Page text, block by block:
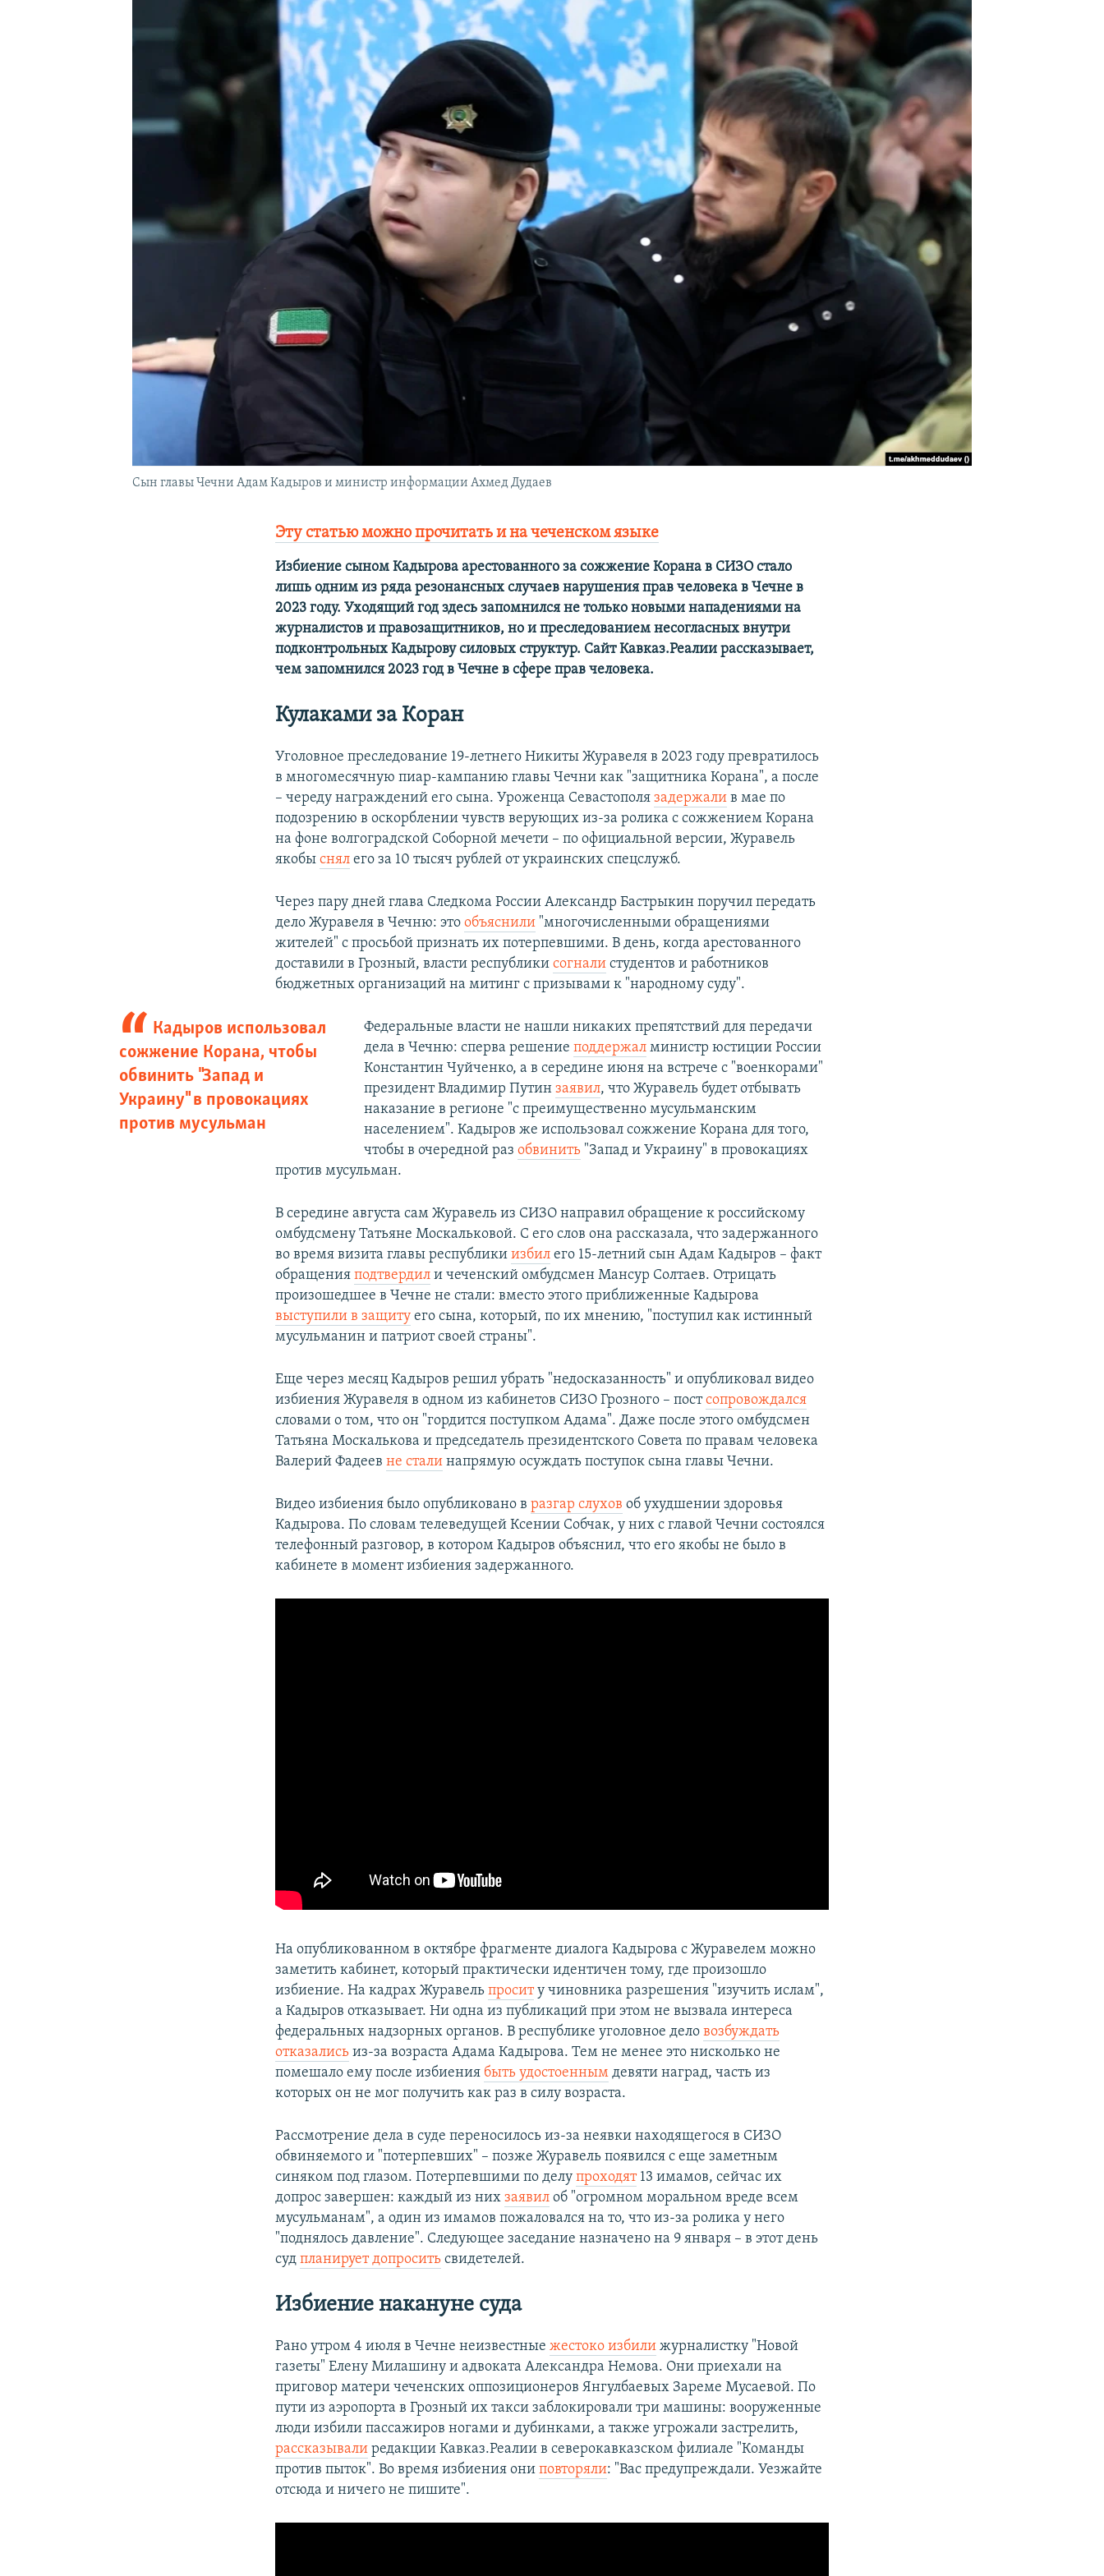
ПОДПИШИТЕСЬ НА РАССЫЛКУ
Сын главы Чечни Адам Кадыров и министр информации Ахмед Дудаев
Эту статью можно прочитать и на чеченском языке
Избиение сыном Кадырова арестованного за сожжение Корана в СИЗО стало
лишь одним из ряда резонансных случаев нарушения прав человека в Чечне в
2023 году. Уходящий год здесь запомнился не только новыми нападениями на
журналистов и правозащитников, но и преследованием несогласных внутри
подконтрольных Кадырову силовых структур. Сайт Кавказ.Реалии рассказывает,
чем запомнился 2023 год в Чечне в сфере прав человека.
Кулаками за Коран
Уголовное преследование 19-летнего Никиты Журавеля в 2023 году превратилось
в многомесячную пиар-кампанию главы Чечни как "защитника Корана", а после
– череду награждений его сына. Уроженца Севастополязадержали в мае по
подозрению в оскорблении чувств верующих из-за ролика с сожжением Корана
на фоне волгоградской Соборной мечети – по официальной версии, Журавель
якобыснял его за 10 тысяч рублей от украинских спецслужб.
Через пару дней глава Следкома России Александр Бастрыкин поручил передать
дело Журавеля в Чечню: этообъяснили "многочисленными обращениями
жителей" с просьбой признать их потерпевшими. В день, когда арестованного
доставили в Грозный, власти республикисогнали студентов и работников
бюджетных организаций на митинг с призывами к "народному суду".
Кадыров использовал
сожжение Корана, чтобы
обвинить "Запад и
Украину" в провокациях
против мусульман
Федеральные власти не нашли никаких препятствий для передачи
дела в Чечню: сперва решение поддержалминистр юстиции России
Константин Чуйченко, а в середине июня на встрече с "военкорами"
президент Владимир Путин заявил, что Журавель будет отбывать
наказание в регионе "с преимущественно мусульманским
населением". Кадыров же использовал сожжение Корана для того,
чтобы в очередной раз обвинить"Запад и Украину" в провокациях
против мусульман.
В середине августа сам Журавель из СИЗО направил обращение к российскому
омбудсмену Татьяне Москальковой. С его слов она рассказала, что задержанного
во время визита главы республикиизбил его 15-летний сын Адам Кадыров – факт
обращенияподтвердил и чеченский омбудсмен Мансур Солтаев. Отрицать
произошедшее в Чечне не стали: вместо этого приближенные Кадырова
выступили в защиту его сына, который, по их мнению, "поступил как истинный
мусульманин и патриот своей страны".
Еще через месяц Кадыров решил убрать "недосказанность" и опубликовал видео
избиения Журавеля в одном из кабинетов СИЗО Грозного – постсопровождался
словами о том, что он "гордится поступком Адама". Даже после этого омбудсмен
Татьяна Москалькова и председатель президентского Совета по правам человека
Валерий Фадеевне стали напрямую осуждать поступок сына главы Чечни.
Видео избиения было опубликовано вразгар слухов об ухудшении здоровья
Кадырова. По словам телеведущей Ксении Собчак, у них с главой Чечни состоялся
телефонный разговор, в котором Кадыров объяснил, что его якобы не было в
кабинете в момент избиения задержанного.
На опубликованном в октябре фрагменте диалога Кадырова с Журавелем можно
заметить кабинет, который практически идентичен тому, где произошло
избиение. На кадрах Журавельпроситу чиновника разрешения "изучить ислам",
а Кадыров отказывает. Ни одна из публикаций при этом не вызвала интереса
федеральных надзорных органов. В республике уголовное деловозбуждать
отказались из-за возраста Адама Кадырова. Тем не менее это нисколько не
помешало ему после избиения быть удостоенным девяти наград, часть из
которых он не мог получить как раз в силу возраста.
Рассмотрение дела в суде переносилось из-за неявки находящегося в СИЗО
обвиняемого и "потерпевших" – позже Журавель появился с еще заметным
синяком под глазом. Потерпевшими по делупроходят13 имамов, сейчас их
допрос завершен: каждый из нихзаявил об "огромном моральном вреде всем
мусульманам", а один из имамов пожаловался на то, что из-за ролика у него
"поднялось давление". Следующее заседание назначено на 9 января – в этот день
судпланирует допросить свидетелей.
Избиение накануне суда
Рано утром 4 июля в Чечне неизвестныежестоко избили журналистку "Новой
газеты" Елену Милашину и адвоката Александра Немова. Они приехали на
приговор матери чеченских оппозиционеров Янгулбаевых Зареме Мусаевой. По
пути из аэропорта в Грозный их такси заблокировали три машины: вооруженные
люди избили пассажиров ногами и дубинками, а также угрожали застрелить,
рассказывали редакции Кавказ.Реалии в северокавказском филиале "Команды
против пыток". Во время избиения ониповторяли: "Вас предупреждали. Уезжайте
отсюда и ничего не пишите".